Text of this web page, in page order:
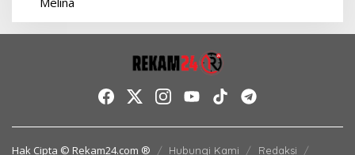
Hak Cipta © Rekam24.com ® Hubungi Kami Redaksi